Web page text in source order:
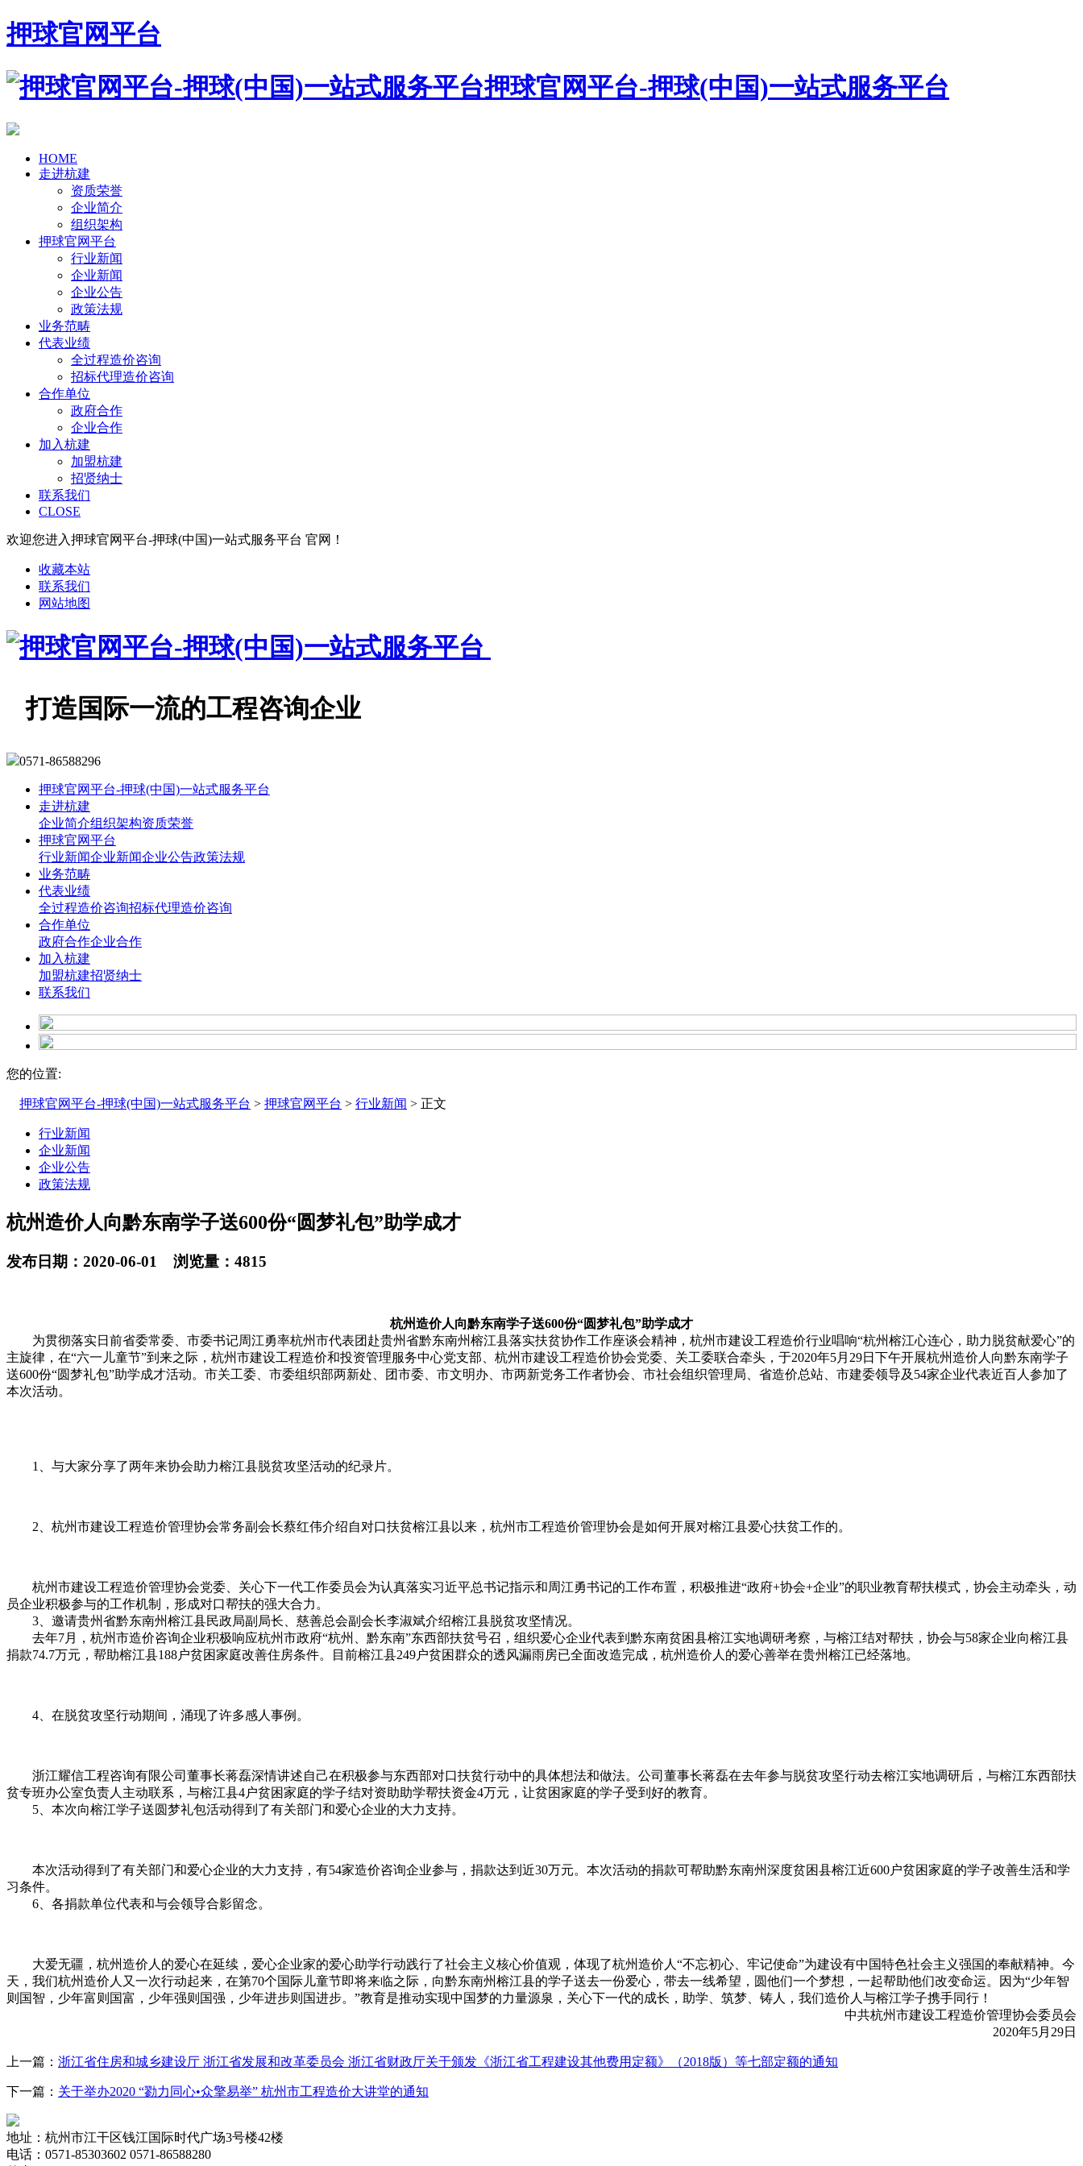
押球官网平台
押球官网平台-押球(中国)一站式服务平台
HOME
走进杭建
资质荣誉
企业简介
组织架构
押球官网平台
行业新闻
企业新闻
企业公告
政策法规
业务范畴
代表业绩
全过程造价咨询
招标代理造价咨询
合作单位
政府合作
企业合作
加入杭建
加盟杭建
招贤纳士
联系我们
CLOSE
欢迎您进入押球官网平台-押球(中国)一站式服务平台 官网！
收藏本站
联系我们
网站地图
打造国际一流的工程咨询企业
0571-86588296
押球官网平台-押球(中国)一站式服务平台
走进杭建
企业简介组织架构资质荣誉
押球官网平台
行业新闻企业新闻企业公告政策法规
业务范畴
代表业绩
全过程造价咨询招标代理造价咨询
合作单位
政府合作企业合作
加入杭建
加盟杭建招贤纳士
联系我们
您的位置:
押球官网平台-押球(中国)一站式服务平台 > 押球官网平台 > 行业新闻 > 正文
行业新闻
企业新闻
企业公告
政策法规
杭州造价人向黔东南学子送600份“圆梦礼包”助学成才
发布日期：2020-06-01 浏览量：4815
杭州造价人向黔东南学子送600份“圆梦礼包”助学成才
为贯彻落实日前省委常委、市委书记周江勇率杭州市代表团赴贵州省黔东南州榕江县落实扶贫协作工作座谈会精神，杭州市建设工程造价行业唱响“杭州榕江心连心，助力脱贫献爱心”的
主旋律，在“六一儿童节”到来之际，杭州市建设工程造价和投资管理服务中心党支部、杭州市建设工程造价协会党委、关工委联合牵头，于2020年5月29日下午开展杭州造价人向黔东南学子
送600份“圆梦礼包”助学成才活动。市关工委、市委组织部两新处、团市委、市文明办、市两新党务工作者协会、市社会组织管理局、省造价总站、市建委领导及54家企业代表近百人参加了
本次活动。
1、与大家分享了两年来协会助力榕江县脱贫攻坚活动的纪录片。
2、杭州市建设工程造价管理协会常务副会长蔡红伟介绍自对口扶贫榕江县以来，杭州市工程造价管理协会是如何开展对榕江县爱心扶贫工作的。
杭州市建设工程造价管理协会党委、关心下一代工作委员会为认真落实习近平总书记指示和周江勇书记的工作布置，积极推进“政府+协会+企业”的职业教育帮扶模式，协会主动牵头，动
员企业积极参与的工作机制，形成对口帮扶的强大合力。
3、邀请贵州省黔东南州榕江县民政局副局长、慈善总会副会长李淑斌介绍榕江县脱贫攻坚情况。
去年7月，杭州市造价咨询企业积极响应杭州市政府“杭州、黔东南”东西部扶贫号召，组织爱心企业代表到黔东南贫困县榕江实地调研考察，与榕江结对帮扶，协会与58家企业向榕江县
捐款74.7万元，帮助榕江县188户贫困家庭改善住房条件。目前榕江县249户贫困群众的透风漏雨房已全面改造完成，杭州造价人的爱心善举在贵州榕江已经落地。
4、在脱贫攻坚行动期间，涌现了许多感人事例。
浙江耀信工程咨询有限公司董事长蒋磊深情讲述自己在积极参与东西部对口扶贫行动中的具体想法和做法。公司董事长蒋磊在去年参与脱贫攻坚行动去榕江实地调研后，与榕江东西部扶
贫专班办公室负责人主动联系，与榕江县4户贫困家庭的学子结对资助助学帮扶资金4万元，让贫困家庭的学子受到好的教育。
5、本次向榕江学子送圆梦礼包活动得到了有关部门和爱心企业的大力支持。
本次活动得到了有关部门和爱心企业的大力支持，有54家造价咨询企业参与，捐款达到近30万元。本次活动的捐款可帮助黔东南州深度贫困县榕江近600户贫困家庭的学子改善生活和学
习条件。
6、各捐款单位代表和与会领导合影留念。
大爱无疆，杭州造价人的爱心在延续，爱心企业家的爱心助学行动践行了社会主义核心价值观，体现了杭州造价人“不忘初心、牢记使命”为建设有中国特色社会主义强国的奉献精神。今
天，我们杭州造价人又一次行动起来，在第70个国际儿童节即将来临之际，向黔东南州榕江县的学子送去一份爱心，带去一线希望，圆他们一个梦想，一起帮助他们改变命运。因为“少年智
则国智，少年富则国富，少年强则国强，少年进步则国进步。”教育是推动实现中国梦的力量源泉，关心下一代的成长，助学、筑梦、铸人，我们造价人与榕江学子携手同行！
中共杭州市建设工程造价管理协会委员会
2020年5月29日
上一篇： 浙江省住房和城乡建设厅 浙江省发展和改革委员会 浙江省财政厅关于颁发《浙江省工程建设其他费用定额》（2018版）等七部定额的通知
下一篇： 关于举办2020 “勠力同心•众擎易举” 杭州市工程造价大讲堂的通知
地址：杭州市江干区钱江国际时代广场3号楼42楼
电话：0571-85303602 0571-86588280